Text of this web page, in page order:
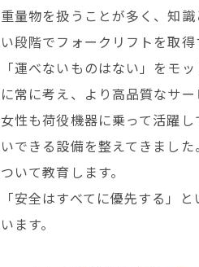
重量物を扱うことが多く、知
い段階でフォークリフトを取得
「運べないものはない」をモ
に常に考え、より高品質なサー
女性も荷役機器に乗って活躍
いできる設備を整えてきまし
ついて教育します。
「安全はすべてに優先する」
います。